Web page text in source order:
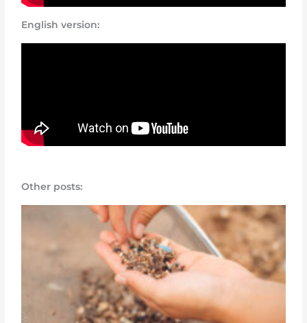
English version:
Other posts: